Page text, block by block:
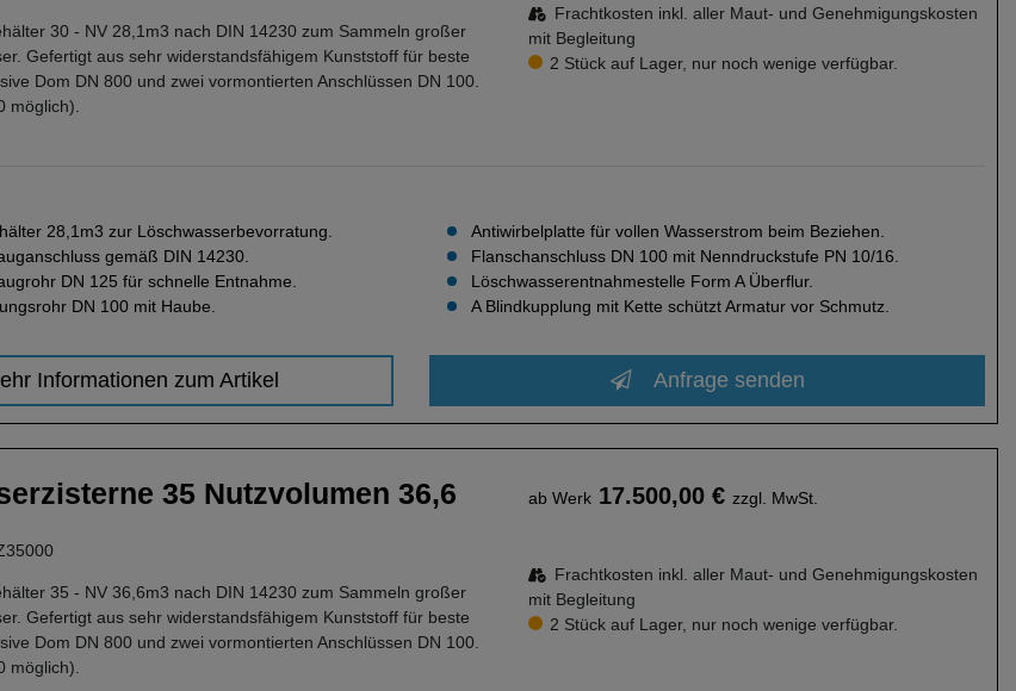
30 - NV 28,1m3 nach DIN 14230 zum Sammeln großer
Gefertigt aus sehr widerstandsfähigem Kunststoff für beste
Dom DN 800 und zwei vormontierten Anschlüssen DN 100.
möglich).
Frachtkosten inkl. aller Maut- und Genehmigungskosten
mit Begleitung
2 Stück auf Lager, nur noch wenige verfügbar.
28,1m3 zur Löschwasserbevorratung.
gemäß DIN 14230.
DN 125 für schnelle Entnahme.
DN 100 mit Haube.
Antiwirbelplatte für vollen Wasserstrom beim Beziehen.
Flanschanschluss DN 100 mit Nenndruckstufe PN 10/16.
Löschwasserentnahmestelle Form A Überflur.
A Blindkupplung mit Kette schützt Armatur vor Schmutz.
Informationen zum Artikel Anfrage senden
35 Nutzvolumen 36,6
35 - NV 36,6m3 nach DIN 14230 zum Sammeln großer
Gefertigt aus sehr widerstandsfähigem Kunststoff für beste
Dom DN 800 und zwei vormontierten Anschlüssen DN 100.
möglich).
ab Werk17.500,00 € zzgl. MwSt.
Frachtkosten inkl. aller Maut- und Genehmigungskosten
mit Begleitung
2 Stück auf Lager, nur noch wenige verfügbar.